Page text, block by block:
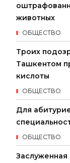
животных
ОБЩЕСТВО
Троих
Ташкентом
кислоты
ОБЩЕСТВО
Для
ОБЩЕСТВО
Заслуженная